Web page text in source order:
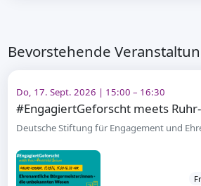
Bevorstehende
Do, 17. Sept. 2026 | 15:00 – 16:30
Deutsche Stiftung für Engagement und